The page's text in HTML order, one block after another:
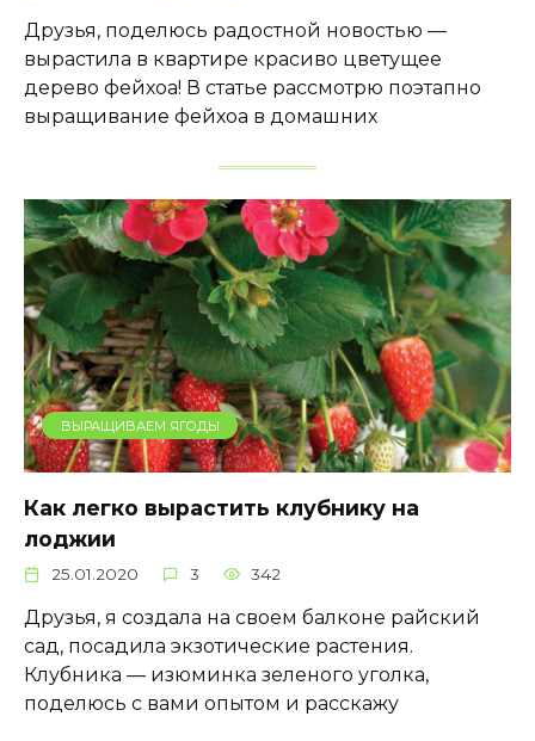
Друзья, поделюсь радостной новостью —
вырастила в квартире красиво цветущее
дерево фейхоа! В статье рассмотрю поэтапно
выращивание фейхоа в домашних
ВЫРАЩИВАЕМ ЯГОДЫ
Как легко вырастить клубнику на
лоджии
25.01.2020 3 342
Друзья, я создала на своем балконе райский
сад, посадила экзотические растения.
Клубника — изюминка зеленого уголка,
поделюсь с вами опытом и расскажу